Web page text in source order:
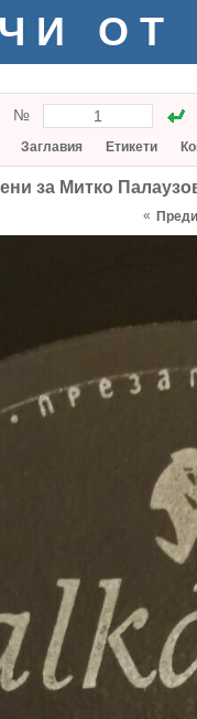
ОТ
№
Заглавия Етикети
за Митко
«